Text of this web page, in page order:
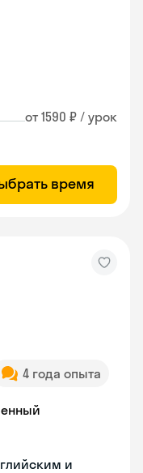
от 1590 ₽ / урок
время
4 года опыта
и